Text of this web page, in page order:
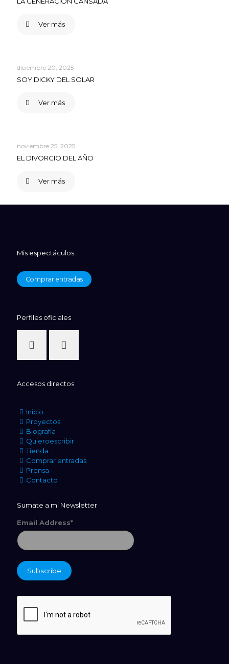
Ver más
diciembre 20, 2025
SOY DICKY DEL SOLAR
Ver más
noviembre 25, 2025
EL DIVORCIO DEL AÑO
Ver más
Mis espectáculos
Comprar entradas
Perfiles oficiales
Accesos directos
Inicio
Proyectos
Biografía
Quieroescribir
Tienda
Comprar entradas
Prensa
Contacto
Sumate a mi Newsletter
Email Address*